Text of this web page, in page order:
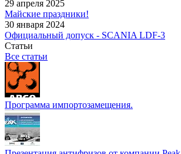
29 апреля 2025
Майские праздники!
30 января 2024
Официальный допуск - SCANIA LDF-3
Статьи
Все статьи
Программа импортозамещения.